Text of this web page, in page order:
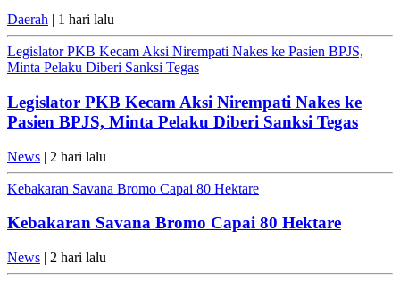
Daerah | 1 hari lalu
Legislator PKB Kecam Aksi Nirempati Nakes ke Pasien BPJS,
Minta Pelaku Diberi Sanksi Tegas
Legislator PKB Kecam Aksi Nirempati Nakes ke
Pasien BPJS, Minta Pelaku Diberi Sanksi Tegas
News | 2 hari lalu
Kebakaran Savana Bromo Capai 80 Hektare
Kebakaran Savana Bromo Capai 80 Hektare
News | 2 hari lalu